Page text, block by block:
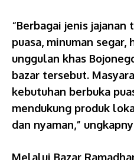
“Berbagai jenis
puasa, minuman segar,
unggulan khas
bazar tersebut.
kebutuhan berbuka
mendukung produk
dan nyaman,”
Melalui Bazar